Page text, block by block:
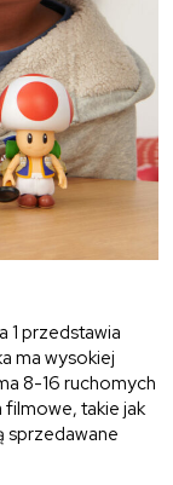
1 przedstawia
ma wysokiej
8-16 ruchomych
filmowe, takie jak
sprzedawane